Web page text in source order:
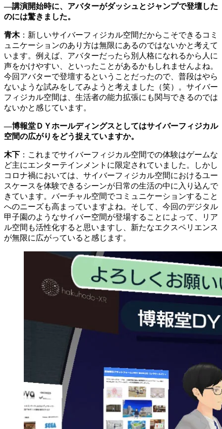
—講演開始時に、アバターがダッシュとジャンプで登壇した
のには驚きました。
青木：新しいサイバーフィジカル空間だからこそできるコミ
ュニケーションのあり方は無限にあるのではないかと考えて
います。例えば、アバターだったら別人格になれるから人に
声をかけやすい、といったことがあるかもしれませんよね。
今回アバターで登壇するということだったので、普段はやら
ないような試みをしてみようと考えました（笑）。サイバー
フィジカル空間は、生活者の能力拡張にも関与できるのでは
ないかと感じています。
—博報堂ＤＹホールディングスとしてはサイバーフィジカル
空間の広がりをどう捉えていますか。
木下 ：これまでサイバーフィジカル空間での体験はゲームな
ど主にエンターテインメントに限定されていました。しかし
コロナ禍においては、サイバーフィジカル空間におけるユー
スケースを体験できるシーンが日常の生活の中に入り込んで
きています。バーチャル空間でコミュニケーションすること
へのニーズも高まっていますよね。そして、今回のデジタル
甲子園のようなサイバー空間が登場することによって、リア
ル空間も活性化すると思いますし、新たなエクスペリエンス
が無限に広がっていると感じます。